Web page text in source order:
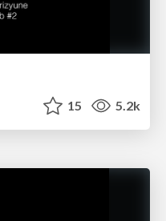
15 5.2k